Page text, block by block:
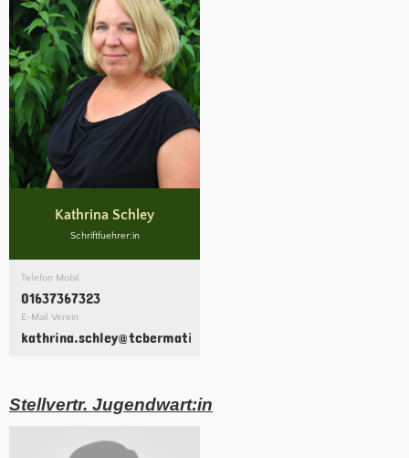
Kathrina Schley
Schriftfuehrer:in
Telefon Mobil
01637367323
E-Mail Verein
kathrina.schley@tcbermatingen.clubdesk.com
Stellvertr. Jugendwart:in